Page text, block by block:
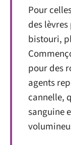
Pour
des
bistouri,
pour des
agents
cannelle,
sanguine